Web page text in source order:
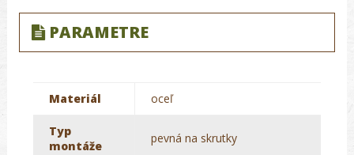
PARAMETRE
Materiál oceľ
Typ
montáže
pevná na skrutky